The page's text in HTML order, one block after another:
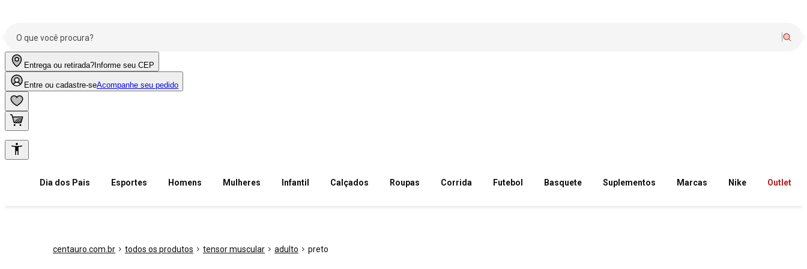
Entrega ou retirada? Informe seu CEP
Entre ou cadastre-seAcompanhe seu pedido
Dia dos Pais Esportes Homens Mulheres Infantil Calçados Roupas Corrida Futebol Basquete Suplementos Marcas Nike Outlet
centauro.com.br todos os produtos tensor muscular adulto preto